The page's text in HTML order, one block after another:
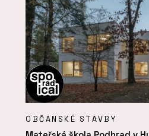
OBČANSKÉ STAVBY